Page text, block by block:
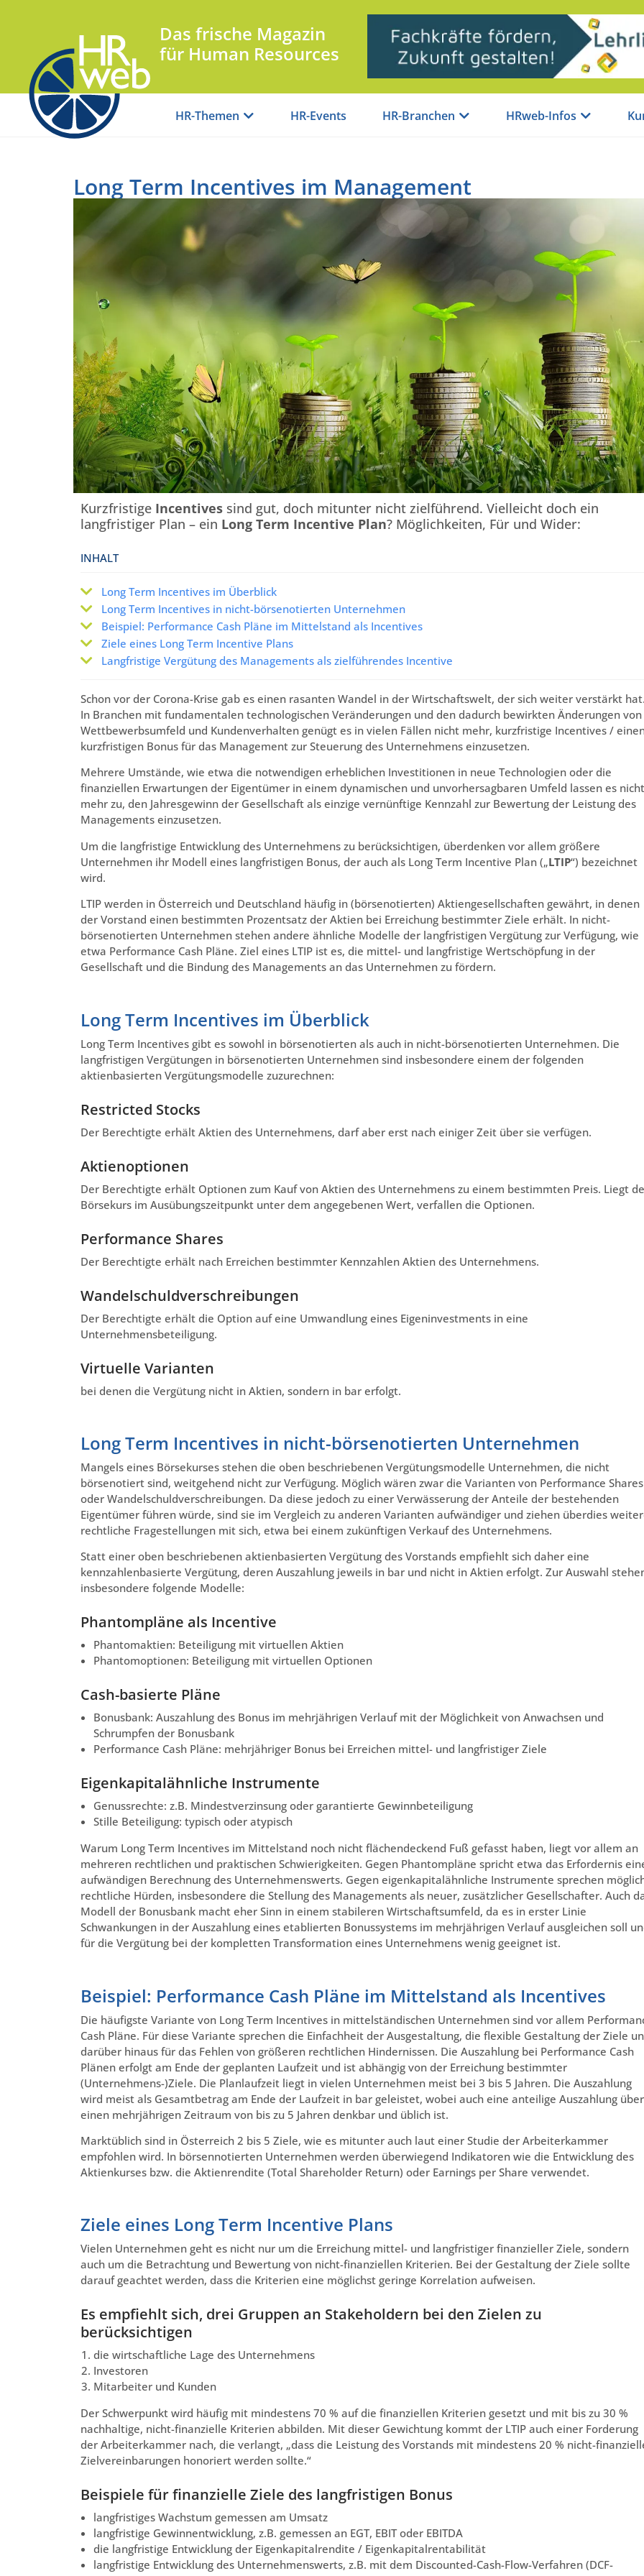
Das frische Magazin
für Human Resources
HR-Themen HR-Events HR-Branchen HRweb-Infos
Long Term Incentives im Management
Kurzfristige Incentives sind gut, doch mitunter nicht zielführend. Vielleicht doch ein
langfristiger Plan – ein Long Term Incentive Plan? Möglichkeiten, Für und Wider:
INHALT
Long Term Incentives im Überblick
Long Term Incentives in nicht-börsenotierten Unternehmen
Beispiel: Performance Cash Pläne im Mittelstand als Incentives
Ziele eines Long Term Incentive Plans
Langfristige Vergütung des Managements als zielführendes Incentive
Schon vor der Corona-Krise gab es einen rasanten Wandel in der Wirtschaftswelt, der sich weiter verstärkt
In Branchen mit fundamentalen technologischen Veränderungen und den dadurch bewirkten Änderungen von
Wettbewerbsumfeld und Kundenverhalten genügt es in vielen Fällen nicht mehr, kurzfristige Incentives /
kurzfristigen Bonus für das Management zur Steuerung des Unternehmens einzusetzen.
Mehrere Umstände, wie etwa die notwendigen erheblichen Investitionen in neue Technologien oder die
finanziellen Erwartungen der Eigentümer in einem dynamischen und unvorhersagbaren Umfeld lassen es nicht
mehr zu, den Jahresgewinn der Gesellschaft als einzige vernünftige Kennzahl zur Bewertung der Leistung des
Managements einzusetzen.
Um die langfristige Entwicklung des Unternehmens zu berücksichtigen, überdenken vor allem größere
Unternehmen ihr Modell eines langfristigen Bonus, der auch als Long Term Incentive Plan („LTIP“) bezeichnet
wird.
LTIP werden in Österreich und Deutschland häufig in (börsenotierten) Aktiengesellschaften gewährt, in denen
der Vorstand einen bestimmten Prozentsatz der Aktien bei Erreichung bestimmter Ziele erhält. In nicht-
börsenotierten Unternehmen stehen andere ähnliche Modelle der langfristigen Vergütung zur Verfügung, wie
etwa Performance Cash Pläne. Ziel eines LTIP ist es, die mittel- und langfristige Wertschöpfung in der
Gesellschaft und die Bindung des Managements an das Unternehmen zu fördern.
Long Term Incentives im Überblick
Long Term Incentives gibt es sowohl in börsenotierten als auch in nicht-börsenotierten Unternehmen. Die
langfristigen Vergütungen in börsenotierten Unternehmen sind insbesondere einem der folgenden
aktienbasierten Vergütungsmodelle zuzurechnen:
Restricted Stocks
Der Berechtigte erhält Aktien des Unternehmens, darf aber erst nach einiger Zeit über sie verfügen.
Aktienoptionen
Der Berechtigte erhält Optionen zum Kauf von Aktien des Unternehmens zu einem bestimmten Preis. Liegt
Börsekurs im Ausübungszeitpunkt unter dem angegebenen Wert, verfallen die Optionen.
Performance Shares
Der Berechtigte erhält nach Erreichen bestimmter Kennzahlen Aktien des Unternehmens.
Wandelschuldverschreibungen
Der Berechtigte erhält die Option auf eine Umwandlung eines Eigeninvestments in eine
Unternehmensbeteiligung.
Virtuelle Varianten
bei denen die Vergütung nicht in Aktien, sondern in bar erfolgt.
Long Term Incentives in nicht-börsenotierten Unternehmen
Mangels eines Börsekurses stehen die oben beschriebenen Vergütungsmodelle Unternehmen, die nicht
börsenotiert sind, weitgehend nicht zur Verfügung. Möglich wären zwar die Varianten von Performance Shares
oder Wandelschuldverschreibungen. Da diese jedoch zu einer Verwässerung der Anteile der bestehenden
Eigentümer führen würde, sind sie im Vergleich zu anderen Varianten aufwändiger und ziehen überdies
rechtliche Fragestellungen mit sich, etwa bei einem zukünftigen Verkauf des Unternehmens.
Statt einer oben beschriebenen aktienbasierten Vergütung des Vorstands empfiehlt sich daher eine
kennzahlenbasierte Vergütung, deren Auszahlung jeweils in bar und nicht in Aktien erfolgt. Zur Auswahl
insbesondere folgende Modelle:
Phantompläne als Incentive
Phantomaktien: Beteiligung mit virtuellen Aktien
Phantomoptionen: Beteiligung mit virtuellen Optionen
Cash-basierte Pläne
Bonusbank: Auszahlung des Bonus im mehrjährigen Verlauf mit der Möglichkeit von Anwachsen und
Schrumpfen der Bonusbank
Performance Cash Pläne: mehrjähriger Bonus bei Erreichen mittel- und langfristiger Ziele
Eigenkapitalähnliche Instrumente
Genussrechte: z.B. Mindestverzinsung oder garantierte Gewinnbeteiligung
Stille Beteiligung: typisch oder atypisch
Warum Long Term Incentives im Mittelstand noch nicht flächendeckend Fuß gefasst haben, liegt vor allem an
mehreren rechtlichen und praktischen Schwierigkeiten. Gegen Phantompläne spricht etwa das Erfordernis
aufwändigen Berechnung des Unternehmenswerts. Gegen eigenkapitalähnliche Instrumente sprechen
rechtliche Hürden, insbesondere die Stellung des Managements als neuer, zusätzlicher Gesellschafter. Auch
Modell der Bonusbank macht eher Sinn in einem stabileren Wirtschaftsumfeld, da es in erster Linie
Schwankungen in der Auszahlung eines etablierten Bonussystems im mehrjährigen Verlauf ausgleichen soll
für die Vergütung bei der kompletten Transformation eines Unternehmens wenig geeignet ist.
Beispiel: Performance Cash Pläne im Mittelstand als Incentives
Die häufigste Variante von Long Term Incentives in mittelständischen Unternehmen sind vor allem
Cash Pläne. Für diese Variante sprechen die Einfachheit der Ausgestaltung, die flexible Gestaltung der Ziele
darüber hinaus für das Fehlen von größeren rechtlichen Hindernissen. Die Auszahlung bei Performance Cash
Plänen erfolgt am Ende der geplanten Laufzeit und ist abhängig von der Erreichung bestimmter
(Unternehmens-)Ziele. Die Planlaufzeit liegt in vielen Unternehmen meist bei 3 bis 5 Jahren. Die Auszahlung
wird meist als Gesamtbetrag am Ende der Laufzeit in bar geleistet, wobei auch eine anteilige Auszahlung über
einen mehrjährigen Zeitraum von bis zu 5 Jahren denkbar und üblich ist.
Marktüblich sind in Österreich 2 bis 5 Ziele, wie es mitunter auch laut einer Studie der Arbeiterkammer
empfohlen wird. In börsennotierten Unternehmen werden überwiegend Indikatoren wie die Entwicklung des
Aktienkurses bzw. die Aktienrendite (Total Shareholder Return) oder Earnings per Share verwendet.
Ziele eines Long Term Incentive Plans
Vielen Unternehmen geht es nicht nur um die Erreichung mittel- und langfristiger finanzieller Ziele, sondern
auch um die Betrachtung und Bewertung von nicht-finanziellen Kriterien. Bei der Gestaltung der Ziele sollte
darauf geachtet werden, dass die Kriterien eine möglichst geringe Korrelation aufweisen.
Es empfiehlt sich, drei Gruppen an Stakeholdern bei den Zielen zu
berücksichtigen
die wirtschaftliche Lage des Unternehmens
Investoren
Mitarbeiter und Kunden
Der Schwerpunkt wird häufig mit mindestens 70 % auf die finanziellen Kriterien gesetzt und mit bis zu 30 %
nachhaltige, nicht-finanzielle Kriterien abbilden. Mit dieser Gewichtung kommt der LTIP auch einer Forderung
der Arbeiterkammer nach, die verlangt, „dass die Leistung des Vorstands mit mindestens 20 % nicht-
Zielvereinbarungen honoriert werden sollte.“
Beispiele für finanzielle Ziele des langfristigen Bonus
langfristiges Wachstum gemessen am Umsatz
langfristige Gewinnentwicklung, z.B. gemessen an EGT, EBIT oder EBITDA
die langfristige Entwicklung der Eigenkapitalrendite / Eigenkapitalrentabilität
langfristige Entwicklung des Unternehmenswerts, z.B. mit dem Discounted-Cash-Flow-Verfahren (DCF-